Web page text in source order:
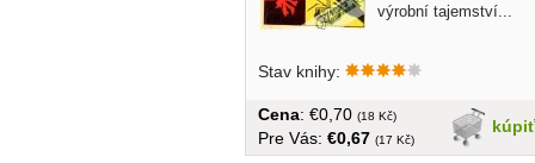
výrobní tajemství...
Stav knihy:
kúpiť
Cena: €0,70 (18 Kč)
Pre Vás: €0,67 (17 Kč)